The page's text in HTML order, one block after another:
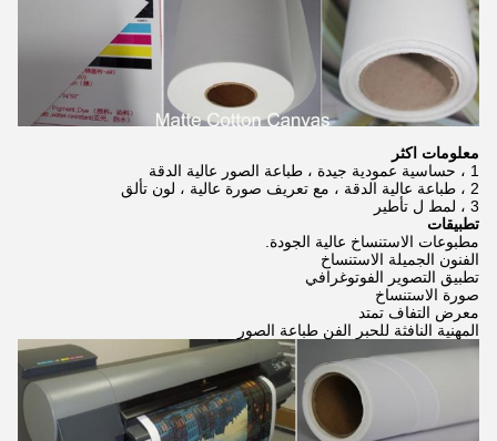
معلومات اكثر
1 ، حساسية عمودية جيدة ، طباعة الصور عالية الدقة
2 ، طباعة عالية الدقة ، مع تعريف صورة عالية ، لون تألق
3 ، لمط ل تأطير
تطبيقات
مطبوعات الاستنساخ عالية الجودة.
الفنون الجميلة الاستنساخ
تطبيق التصوير الفوتوغرافي
صورة الاستنساخ
معرض التفاف تمتد
المهنية النافثة للحبر الفن طباعة الصور